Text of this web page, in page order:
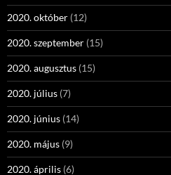
2020. október (12)
2020. szeptember (15)
2020. augusztus (15)
2020. július (7)
2020. június (14)
2020. május (9)
2020. április (6)